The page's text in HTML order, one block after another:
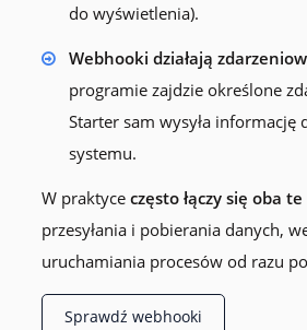
do wyświetlenia).
Webhooki działają
programie zajdzie określone
Starter sam wysyła informację
systemu.
W praktyce często łączy się oba
przesyłania i pobierania danych,
uruchamiania procesów od razu
Sprawdź webhooki